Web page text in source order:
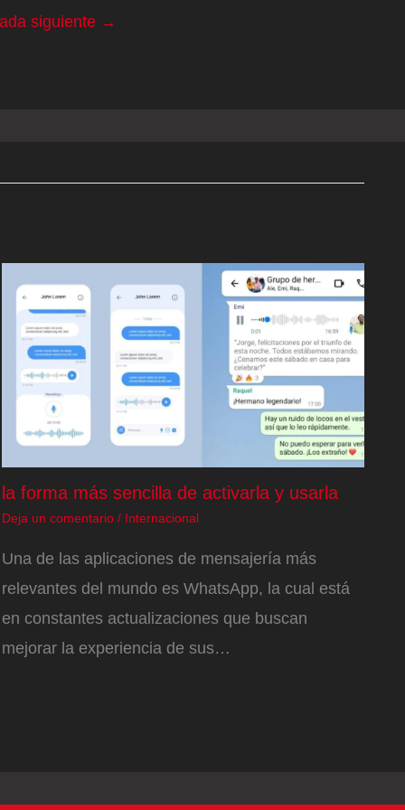
siguiente →
la forma más sencilla de activarla y usarla
Deja un comentario / Internacional
Una de las aplicaciones de mensajería más
relevantes del mundo es WhatsApp, la cual está
en constantes actualizaciones que buscan
mejorar la experiencia de sus…